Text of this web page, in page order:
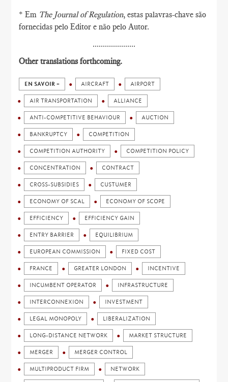
* Em The Journal of Regulation, estas palavras-chave são
fornecidas pelo Editor e não pelo Autor.
.....................
Other translations forthcoming.
EN SAVOIR + AIRCRAFT AIRPORT
AIR TRANSPORTATION ALLIANCE
ANTI-COMPETITIVE BEHAVIOUR AUCTION
BANKRUPTCY COMPETITION
COMPETITION AUTHORITY COMPETITION POLICY
CONCENTRATION CONTRACT
CROSS-SUBSIDIES CUSTUMER
ECONOMY OF SCAL ECONOMY OF SCOPE
EFFICIENCY EFFICIENCY GAIN
ENTRY BARRIER EQUILIBRIUM
EUROPEAN COMMISSION FIXED COST
FRANCE GREATER LONDON INCENTIVE
INCUMBENT OPERATOR INFRASTRUCTURE
INTERCONNEXION INVESTMENT
LEGAL MONOPOLY LIBERALIZATION
LONG-DISTANCE NETWORK MARKET STRUCTURE
MERGER MERGER CONTROL
MULTIPRODUCT FIRM NETWORK